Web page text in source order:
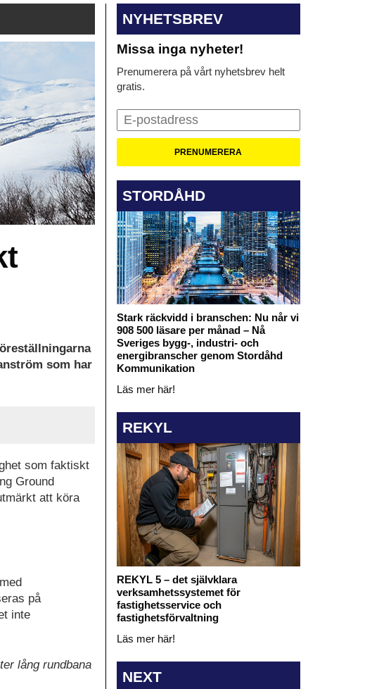
som har
som faktiskt
Ground
att köra
på
inte
lång rundbana
NYHETSBREV
Missa inga nyheter!
Prenumerera på vårt nyhetsbrev helt
gratis.
STORDÅHD
Stark räckvidd i branschen: Nu når vi
908 500 läsare per månad – Nå
Sveriges bygg-, industri- och
energibranscher genom Stordåhd
Kommunikation
Läs mer här!
REKYL
REKYL 5 – det självklara
verksamhetssystemet för
fastighetsservice och
fastighetsförvaltning
Läs mer här!
NEXT